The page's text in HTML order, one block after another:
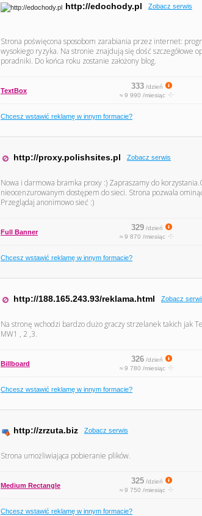
http://edochody.pl Zobacz serwis
Strona poświęcona sposobom zarabiania przez internet:
wysokiego ryzyka. Na stronie znajdują się dość szczegółowe
poradniki. Do końca roku zostanie założony blog.
TextBox 333 /dzień
≈ 9 990 /miesiąc
Chcesz wstawić reklamę w innym formacie?
http://proxy.polishsites.pl Zobacz serwis
Nowa i darmowa bramka proxy :) Zapraszamy do
nieocenzurowanym dostępem do sieci. Strona pozwala
Przeglądaj anonimowo sieć :)
Full Banner 329 /dzień
≈ 9 870 /miesiąc
Chcesz wstawić reklamę w innym formacie?
http://188.165.243.93/reklama.html Zobacz
Na stronę wchodzi bardzo dużo graczy strzelanek takich jak
MW1 , 2 ,3.
Billboard 326 /dzień
≈ 9 780 /miesiąc
Chcesz wstawić reklamę w innym formacie?
http://zrzuta.biz Zobacz serwis
Strona umożliwiająca pobieranie plików.
Medium Rectangle 325 /dzień
≈ 9 750 /miesiąc
Chcesz wstawić reklamę w innym formacie?